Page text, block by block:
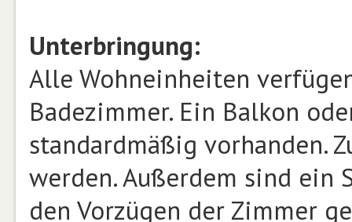
Unterbringung:
Alle Wohneinheiten
Badezimmer. Ein Balkon
standardmäßig vorhanden.
werden. Außerdem sind ein
den Vorzügen der Zimmer